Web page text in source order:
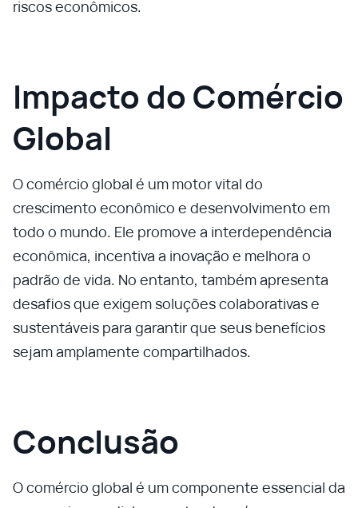
riscos econômicos.
Impacto do Comércio
Global
O comércio global é um motor vital do
crescimento econômico e desenvolvimento em
todo o mundo. Ele promove a interdependência
econômica, incentiva a inovação e melhora o
padrão de vida. No entanto, também apresenta
desafios que exigem soluções colaborativas e
sustentáveis para garantir que seus benefícios
sejam amplamente compartilhados.
Conclusão
O comércio global é um componente essencial da